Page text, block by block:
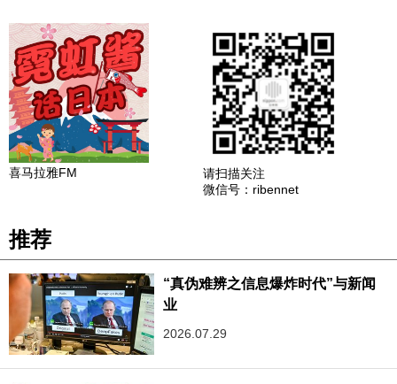
喜马拉雅FM
请扫描关注
微信号：ribennet
推荐
“真伪难辨之信息爆炸时代”与新闻
业
2026.07.29